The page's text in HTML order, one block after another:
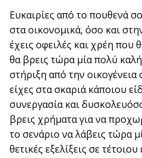
Ευκαιρίες από το πουθενά
στα οικονομικά, όσο και
έχεις οφειλές και χρέη που
θα βρεις τώρα μία πολύ
στήριξη από την οικογένεια
είχες στα σκαριά κάποιου
συνεργασία και
βρεις χρήματα για να
το σενάριο να λάβεις τώρα
θετικές εξελίξεις σε τέτοιου